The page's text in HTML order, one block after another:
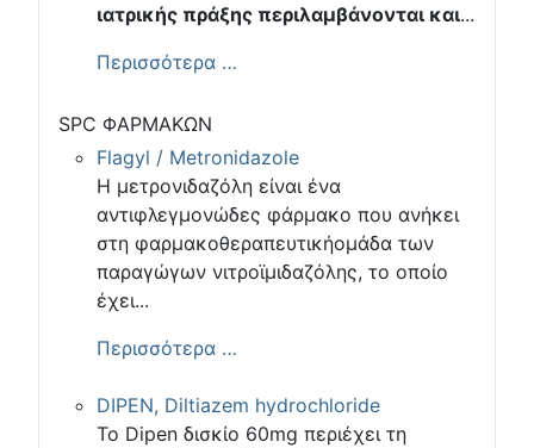
ιατρικής πράξης περιλαμβάνονται και...
Περισσότερα …
SPC ΦΑΡΜΑΚΩΝ
Flagyl / Metronidazole
Η μετρονιδαζόλη είναι ένα
αντιφλεγμονώδες φάρμακο που ανήκει
στη φαρμακοθεραπευτικήομάδα των
παραγώγων νιτροϊμιδαζόλης, το οποίο
έχει...
Περισσότερα …
DIPEN, Diltiazem hydrochloride
Το Dipen δισκίο 60mg περιέχει τη